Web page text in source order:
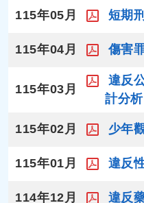
115年05月 短期
115年04月 傷害
115年03月
違反
計分析
115年02月 少年
115年01月 違反
114年12月 違反